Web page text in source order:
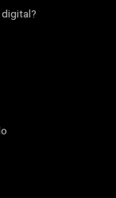
digital?